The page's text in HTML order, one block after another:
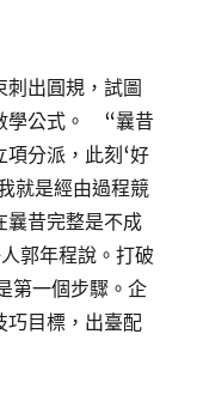
刺出圓規，試圖
學公式。 “曩昔
分派，此刻‘好
就是經由過程競
曩昔完整是不成
郭年程說。打破
第一個步驟。企
巧目標，出臺配